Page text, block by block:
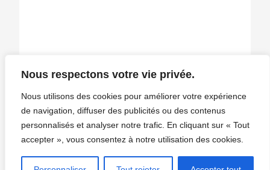
Nous respectons votre vie privée.
Nous utilisons des cookies pour améliorer votre expérience
de navigation, diffuser des publicités ou des contenus
personnalisés et analyser notre trafic. En cliquant sur « Tout
accepter », vous consentez à notre utilisation des cookies.
EN COMPLÉMENT
Trouver un document sur les rayons
Infosphère